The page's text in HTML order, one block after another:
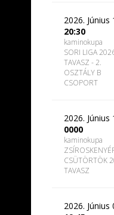
2026. Június
20:30
kaminokupa
SORI LIGA
TAVASZ - 2.
OSZTÁLY B
CSOPORT
2026. Június
0000
kaminokupa
CSÜTÖRTÖK
TAVASZ
2026. Június